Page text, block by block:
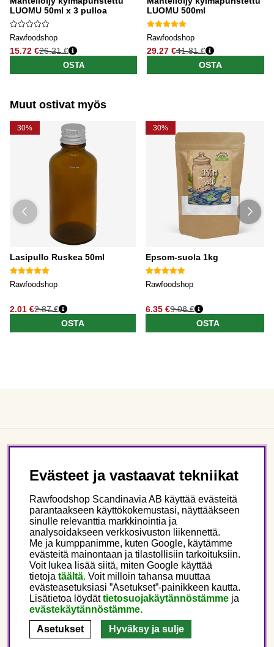
LUOMU 50ml x 3 pulloa
Rawfoodshop
15.72 €
Normaali hinta
26.21 €
OSTA
LUOMU 500ml
Rawfoodshop
29.27 €
Normaali hinta
41.81 €
OSTA
Muut ostivat myös
30%
Lasipullo Ruskea 50ml
Rawfoodshop
2.01 €2.87 €
OSTA
30%
Epsom-suola 1kg
Rawfoodshop
6.35 €9.08 €
OSTA
Seuraa meitä
Tämä on Rawfoodshop
Finland
Evästeet ja vastaavat tekniikat
Rawfoodshop Scandinavia AB käyttää evästeitä
parantaakseen käyttökokemustasi, näyttääkseen
sinulle relevanttia markkinointia ja
analysoidakseen verkkosivuston liikennettä.
Me ja kumppanimme, kuten Google, käytämme
evästeitä mainontaan ja tilastollisiin tarkoituksiin.
Voit lukea lisää siitä, miten Google käyttää
tietoja täältä. Voit milloin tahansa muuttaa
evästeasetuksiasi ”Asetukset”-painikkeen kautta.
Lisätietoa löydättietosuojakäytännöstämme ja
evästekäytännöstämme.
Asetukset
Hyväksy ja sulje